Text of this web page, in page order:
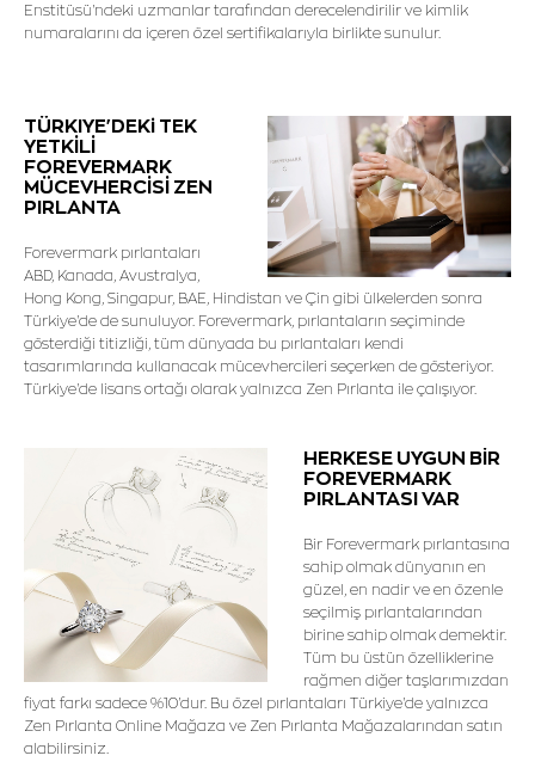
Enstitüsü'ndeki uzmanlar tarafından derecelendirilir ve kimlik
numaralarını da içeren özel sertifikalarıyla birlikte sunulur.
TÜRKIYE'DEKi TEK
YETKİLİ
FOREVERMARK
MÜCEVHERCİSİ ZEN
PIRLANTA
Forevermark pırlantaları
ABD, Kanada, Avustralya,
Hong Kong, Singapur, BAE, Hindistan ve Çin gibi ülkelerden sonra
Türkiye'de de sunuluyor. Forevermark, pırlantaların seçiminde
gösterdiği titizliği, tüm dünyada bu pırlantaları kendi
tasarımlarında kullanacak mücevhercileri seçerken de gösteriyor.
Türkiye'de lisans ortağı olarak yalnızca Zen Pırlanta ile çalışıyor.
HERKESE UYGUN BİR
FOREVERMARK
PIRLANTASI VAR
Bir Forevermark pırlantasına
sahip olmak dünyanın en
güzel, en nadir ve en özenle
seçilmiş pırlantalarından
birine sahip olmak demektir.
Tüm bu üstün özelliklerine
rağmen diğer taşlarımızdan
fiyat farkı sadece %10'dur. Bu özel pırlantaları Türkiye'de yalnızca
Zen Pırlanta Online Mağaza ve Zen Pırlanta Mağazalarından satın
alabilirsiniz.